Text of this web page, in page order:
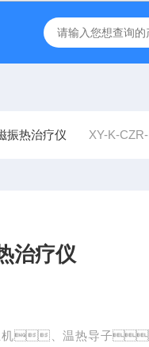
人体成分J30儿童型
振热治疗仪 XY-K-
治疗仪
机、温热导子